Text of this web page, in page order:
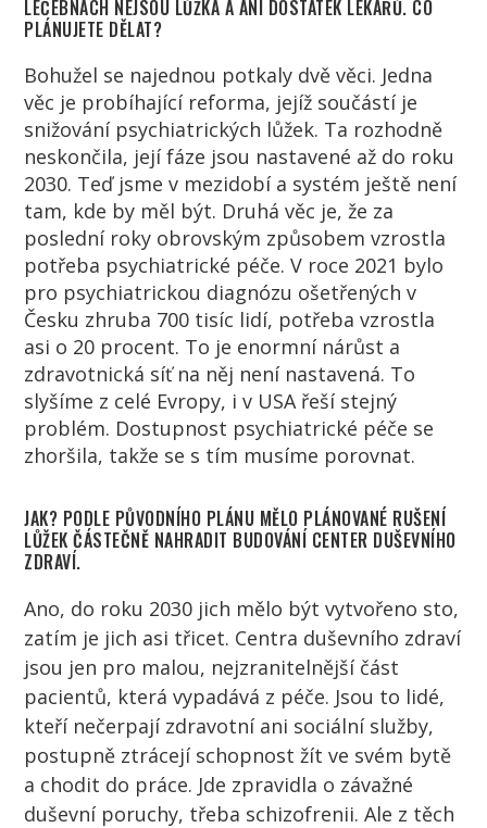
LÉČEBNÁCH NEJSOU LŮŽKA A ANI DOSTATEK LÉKAŘŮ. CO
PLÁNUJETE DĚLAT?
Bohužel se najednou potkaly dvě věci. Jedna
věc je probíhající reforma, jejíž součástí je
snižování psychiatrických lůžek. Ta rozhodně
neskončila, její fáze jsou nastavené až do roku
2030. Teď jsme v mezidobí a systém ještě není
tam, kde by měl být. Druhá věc je, že za
poslední roky obrovským způsobem vzrostla
potřeba psychiatrické péče. V roce 2021 bylo
pro psychiatrickou diagnózu ošetřených v
Česku zhruba 700 tisíc lidí, potřeba vzrostla
asi o 20 procent. To je enormní nárůst a
zdravotnická síť na něj není nastavená. To
slyšíme z celé Evropy, i v USAřeší stejný
problém. Dostupnost psychiatrické péče se
zhoršila, takže se s tím musíme porovnat.
JAK? PODLE PŮVODNÍHO PLÁNU MĚLO PLÁNOVANÉ RUŠENÍ
LŮŽEK ČÁSTEČNĚ NAHRADIT BUDOVÁNÍ CENTER DUŠEVNÍHO
ZDRAVÍ.
Ano, do roku 2030 jich mělo být vytvořeno sto,
zatím je jich asi třicet. Centra duševního zdraví
jsou jen pro malou, nejzranitelnější část
pacientů, která vypadává z péče. Jsou to lidé,
kteří nečerpají zdravotní ani sociální služby,
postupně ztrácejí schopnost žít ve svém bytě
a chodit do práce. Jde zpravidla o závažné
duševní poruchy, třeba schizofrenii. Ale z těch